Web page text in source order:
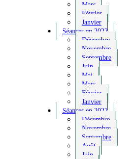
Mars
Février
Janvier
Séances en 2022
Décembre
Novembre
Septembre
Juin
Mai
Mars
Février
Janvier
Séances en 2021
Décembre
Novembre
Septembre
Août
Juin